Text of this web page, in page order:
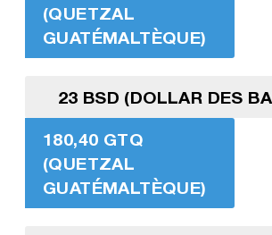
(QUETZAL
GUATÉMALTÈQUE)
23 BSD (DOLLAR DES
180,40 GTQ
(QUETZAL
GUATÉMALTÈQUE)